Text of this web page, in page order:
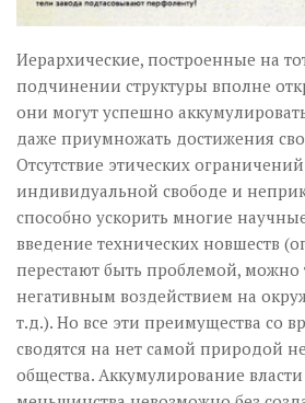
Иерархические, построенные на
подчинении структуры вполне
они могут успешно
даже приумножать достижения
Отсутствие этических
индивидуальной свободе и
способно ускорить многие
введение технических новшеств
перестают быть проблемой, можно
негативным воздействием на
т.д.). Но все эти преимущества со
сводятся на нет самой природой
общества. Аккумулирование власти